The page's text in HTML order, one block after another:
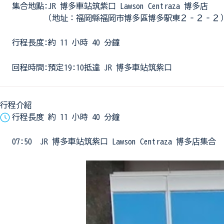
集合地點:JR 博多車站筑紫口 Lawson Centraza 博多店
（地址：福岡縣福岡市博多區博多駅東２‐２‐２
行程長度:約 11 小時 40 分鐘
回程時間:預定19:10抵達 JR 博多車站筑紫口
行程介紹
行程長度 約 11 小時 40 分鐘
07:50 JR 博多車站筑紫口 Lawson Centraza 博多店集合